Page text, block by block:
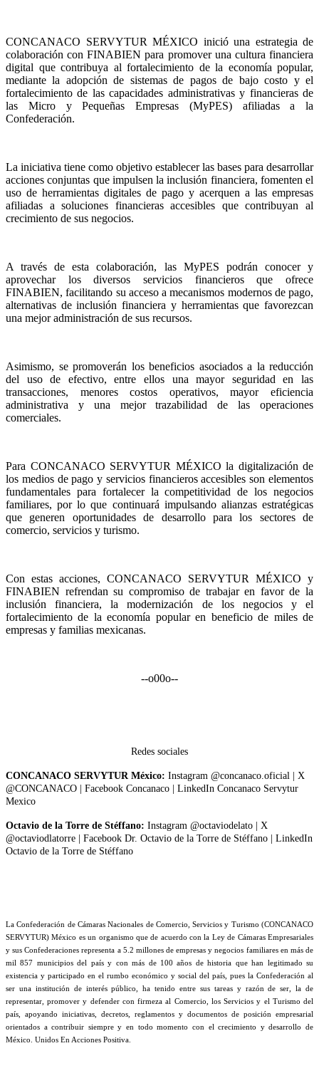
CONCANACO SERVYTUR MÉXICO inició una estrategia de
colaboración con FINABIEN para promover una cultura financiera
digital que contribuya al fortalecimiento de la economía popular,
mediante la adopción de sistemas de pagos de bajo costo y el
fortalecimiento de las capacidades administrativas y financieras de
las Micro y Pequeñas Empresas (MyPES) afiliadas a la
Confederación.
La iniciativa tiene como objetivo establecer las bases para desarrollar
acciones conjuntas que impulsen la inclusión financiera, fomenten el
uso de herramientas digitales de pago y acerquen a las empresas
afiliadas a soluciones financieras accesibles que contribuyan al
crecimiento de sus negocios.
A través de esta colaboración, las MyPES podrán conocer y
aprovechar los diversos servicios financieros que ofrece
FINABIEN, facilitando su acceso a mecanismos modernos de pago,
alternativas de inclusión financiera y herramientas que favorezcan
una mejor administración de sus recursos.
Asimismo, se promoverán los beneficios asociados a la reducción
del uso de efectivo, entre ellos una mayor seguridad en las
transacciones, menores costos operativos, mayor eficiencia
administrativa y una mejor trazabilidad de las operaciones
comerciales.
Para CONCANACO SERVYTUR MÉXICO la digitalización de
los medios de pago y servicios financieros accesibles son elementos
fundamentales para fortalecer la competitividad de los negocios
familiares, por lo que continuará impulsando alianzas estratégicas
que generen oportunidades de desarrollo para los sectores de
comercio, servicios y turismo.
Con estas acciones, CONCANACO SERVYTUR MÉXICO y
FINABIEN refrendan su compromiso de trabajar en favor de la
inclusión financiera, la modernización de los negocios y el
fortalecimiento de la economía popular en beneficio de miles de
empresas y familias mexicanas.
--o00o--
Redes sociales
CONCANACO SERVYTUR México: Instagram @concanaco.oficial | X
@CONCANACO | Facebook Concanaco | LinkedIn Concanaco Servytur
Mexico
Octavio de la Torre de Stéffano: Instagram @octaviodelato | X
@octaviodlatorre | Facebook Dr. Octavio de la Torre de Stéffano | LinkedIn
Octavio de la Torre de Stéffano
La Confederación de Cámaras Nacionales de Comercio, Servicios y Turismo (CONCANACO
SERVYTUR) México es un organismo que de acuerdo con la Ley de Cámaras Empresariales
y sus Confederaciones representa a 5.2 millones de empresas y negocios familiares en más de
mil 857 municipios del país y con más de 100 años de historia que han legitimado su
existencia y participado en el rumbo económico y social del país, pues la Confederación al
ser una institución de interés público, ha tenido entre sus tareas y razón de ser, la de
representar, promover y defender con firmeza al Comercio, los Servicios y el Turismo del
país, apoyando iniciativas, decretos, reglamentos y documentos de posición empresarial
orientados a contribuir siempre y en todo momento con el crecimiento y desarrollo de
México. Unidos En Acciones Positiva.